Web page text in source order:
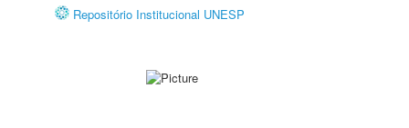
Repositório Institucional UNESP